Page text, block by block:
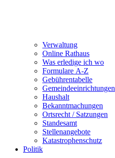
Verwaltung
Online Rathaus
Was erledige ich wo
Formulare A-Z
Gebührentabelle
Gemeindeeinrichtungen
Haushalt
Bekanntmachungen
Ortsrecht / Satzungen
Standesamt
Stellenangebote
Katastrophenschutz
Politik